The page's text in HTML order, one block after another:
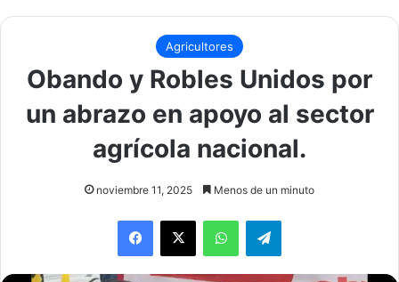
Agricultores
Obando y Robles Unidos por
un abrazo en apoyo al sector
agrícola nacional.
noviembre 11, 2025 Menos de un minuto
WhatsAppTelegram